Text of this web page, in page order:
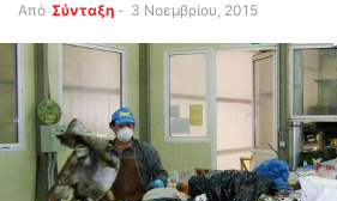
Από Σύνταξη - 3 Νοεμβρίου, 2015